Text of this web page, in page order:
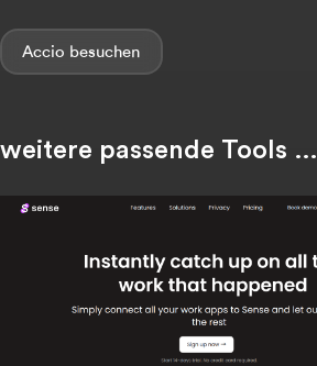
Accio
weitere passende Tools …